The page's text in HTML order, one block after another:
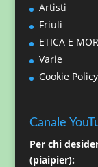
Artisti
Friuli
ETICA E
Varie
Cookie Policy
Canale
Per chi
(piaipier):